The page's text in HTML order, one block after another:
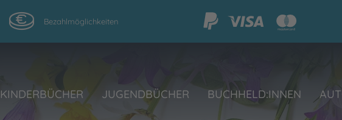
Bezahlmöglichkeiten
KINDERBÜCHER JUGENDBÜCHER BUCHHELD:INNEN